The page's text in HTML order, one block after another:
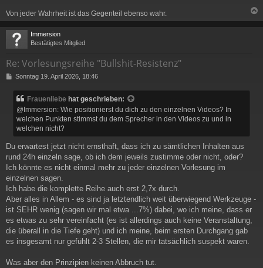
Von jeder Wahrheit ist das Gegenteil ebenso wahr.
a
Immersion
Bestätigtes Mitglied
Re: Vorlesungsreihe "Bullshit-Resistenz"
BSonntag 19. April 2026, 18:46
Frauenliebe hat geschrieben:
@Immersion: Wie positionierst du dich zu den einzelnen Videos? In
welchen Punkten stimmst du dem Sprecher in den Videos zu und in
welchen nicht?
Du erwartest jetzt nicht ernsthaft, dass ich zu sämtlichen Inhalten aus
rund 24h einzeln sage, ob ich dem jeweils zustimme oder nicht, oder?
Ich könnte es nicht einmal mehr zu jeder einzelnen Vorlesung im
einzelnen sagen.
Ich habe die komplette Reihe auch erst 2,7x durch.
Aber alles in Allem - es sind ja letztendlich weit überwiegend Werkzeuge -
ist SEHR wenig (sagen wir mal etwa ...7%) dabei, wo ich meine, dass er
es etwas zu sehr vereinfacht (es ist allerdings auch keine Veranstaltung,
die überall in die Tiefe geht) und ich meine, beim ersten Durchgang gab
es insgesamt nur gefühlt 2-3 Stellen, die mir tatsächlich suspekt waren.
Was aber den Prinzipien keinen Abbruch tut.